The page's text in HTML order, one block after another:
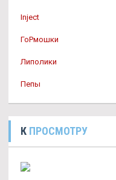
Inject
ГоРмошки
Липолики
Пепы
К ПРОСМОТРУ